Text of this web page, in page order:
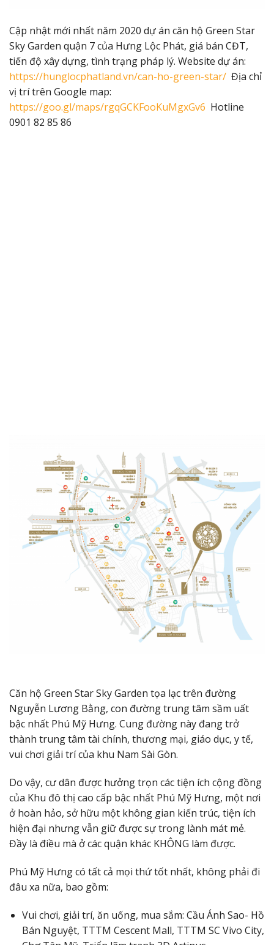
Cập nhật mới nhất năm 2020 dự án căn hộ Green Star
Sky Garden quận 7 của Hưng Lộc Phát, giá bán CĐT,
tiến độ xây dựng, tình trạng pháp lý. Website dự án:
https://hunglocphatland.vn/can-ho-green-star/ Địa chỉ
vị trí trên Google map:
https://goo.gl/maps/rgqGCKFooKuMgxGv6 Hotline
0901 82 85 86
Căn hộ Green Star Sky Garden tọa lạc trên đường
Nguyễn Lương Bằng, con đường trung tâm sầm uất
bậc nhất Phú Mỹ Hưng. Cung đường này đang trở
thành trung tâm tài chính, thương mại, giáo dục, y tế,
vui chơi giải trí của khu Nam Sài Gòn.
Do vậy, cư dân được hưởng trọn các tiện ích cộng đồng
của Khu đô thị cao cấp bậc nhất Phú Mỹ Hưng, một nơi
ở hoàn hảo, sở hữu một không gian kiến trúc, tiện ích
hiện đại nhưng vẫn giữ được sự trong lành mát mẻ.
Đầy là điều mà ở các quận khác KHÔNG làm được.
Phú Mỹ Hưng có tất cả mọi thứ tốt nhất, không phải đi
đâu xa nữa, bao gồm:
Vui chơi, giải trí, ăn uống, mua sắm: Cầu Ánh Sao- Hồ
Bán Nguyệt, TTTM Cescent Mall, TTTM SC Vivo City,